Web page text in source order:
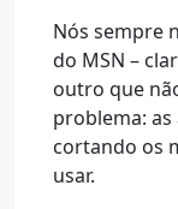
Nós sempre
do MSN –
outro que
problema:
cortando os
usar.